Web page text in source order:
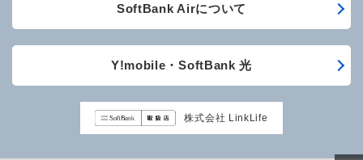
SoftBank Airについて
Y!mobile・SoftBank 光
株式会社 LinkLife